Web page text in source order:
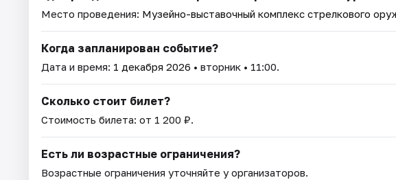
Место проведения: Музейно-выставочный комплекс стрелкового
Когда запланирован событие?
Дата и время: 1 декабря 2026 • вторник • 11:00.
Сколько стоит билет?
Стоимость билета: от 1 200 ₽.
Есть ли возрастные ограничения?
Возрастные ограничения уточняйте у организаторов.